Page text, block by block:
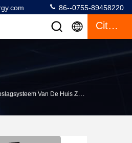
86--0755-89458220
Citaat
Van De Huis Zonne-Energie